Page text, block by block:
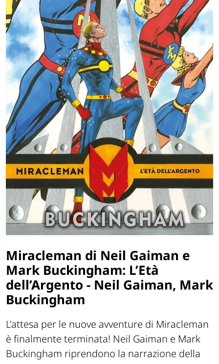
Miracleman di Neil Gaiman e
Mark Buckingham: L’Età
dell’Argento - Neil Gaiman, Mark
Buckingham
L'attesa per le nuove avventure di Miracleman
è finalmente terminata! Neil Gaiman e Mark
Buckingham riprendono la narrazione della